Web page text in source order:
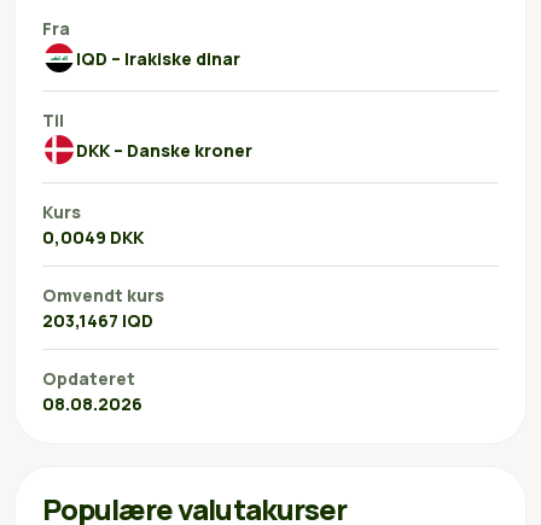
Fra
IQD – Irakiske dinar
Til
DKK – Danske kroner
Kurs
0,0049 DKK
Omvendt kurs
203,1467 IQD
Opdateret
08.08.2026
Populære valutakurser